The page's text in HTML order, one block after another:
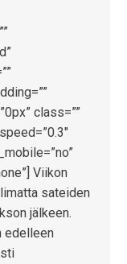
class=””
Viikon
sateiden
jälkeen.
edelleen